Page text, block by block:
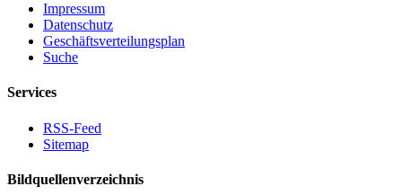
Impressum
Datenschutz
Geschäftsverteilungsplan
Suche
Services
RSS-Feed
Sitemap
Bildquellenverzeichnis